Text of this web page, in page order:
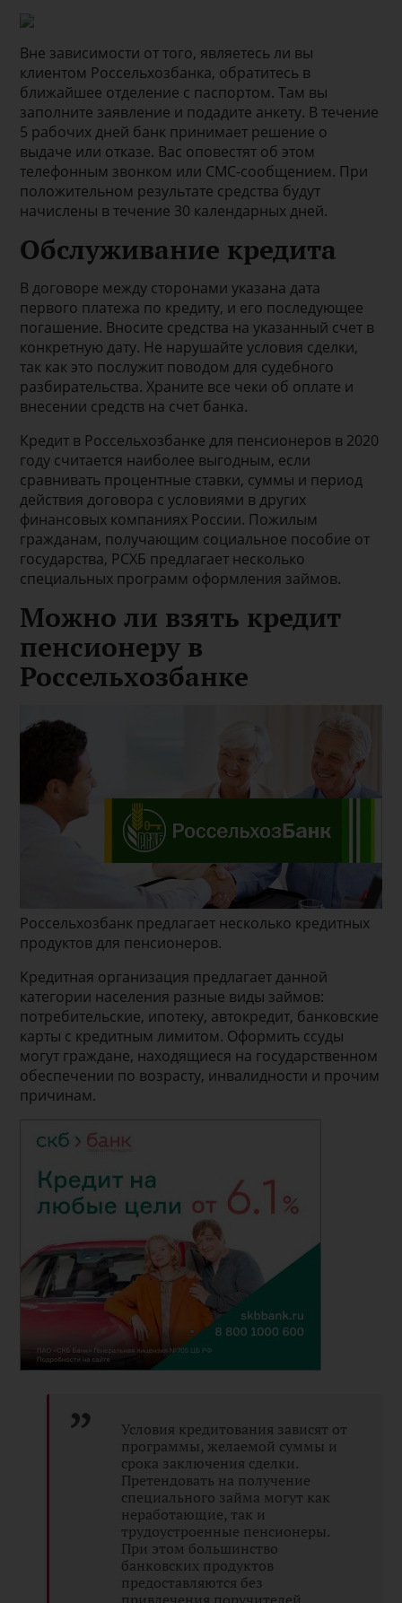
Вне зависимости от того, являетесь ли вы
клиентом Россельхозбанка, обратитесь в
ближайшее отделение с паспортом. Там вы
заполните заявление и подадите анкету. В течение
5 рабочих дней банк принимает решение о
выдаче или отказе. Вас оповестят об этом
телефонным звонком или СМС-сообщением. При
положительном результате средства будут
начислены в течение 30 календарных дней.
Обслуживание кредита
В договоре между сторонами указана дата
первого платежа по кредиту, и его последующее
погашение. Вносите средства на указанный счет в
конкретную дату. Не нарушайте условия сделки,
так как это послужит поводом для судебного
разбирательства. Храните все чеки об оплате и
внесении средств на счет банка.
Кредит в Россельхозбанке для пенсионеров в 2020
году считается наиболее выгодным, если
сравнивать процентные ставки, суммы и период
действия договора с условиями в других
финансовых компаниях России. Пожилым
гражданам, получающим социальное пособие от
государства, РСХБ предлагает несколько
специальных программ оформления займов.
Можно ли взять кредит
пенсионеру в
Россельхозбанке
Россельхозбанк предлагает несколько кредитных
продуктов для пенсионеров.
Кредитная организация предлагает данной
категории населения разные виды займов:
потребительские, ипотеку, автокредит, банковские
карты с кредитным лимитом. Оформить ссуды
могут граждане, находящиеся на государственном
обеспечении по возрасту, инвалидности и прочим
причинам.
Условия кредитования зависят от
программы, желаемой суммы и
срока заключения сделки.
Претендовать на получение
специального займа могут как
неработающие, так и
трудоустроенные пенсионеры.
При этом большинство
банковских продуктов
предоставляются без